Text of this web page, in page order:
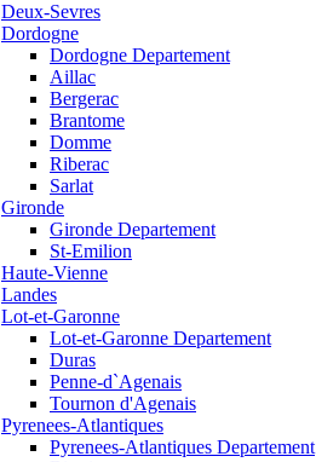
Deux-Sevres
Dordogne
Dordogne Departement
Aillac
Bergerac
Brantome
Domme
Riberac
Sarlat
Gironde
Gironde Departement
St-Emilion
Haute-Vienne
Landes
Lot-et-Garonne
Lot-et-Garonne Departement
Duras
Penne-d`Agenais
Tournon d'Agenais
Pyrenees-Atlantiques
Pyrenees-Atlantiques Departement